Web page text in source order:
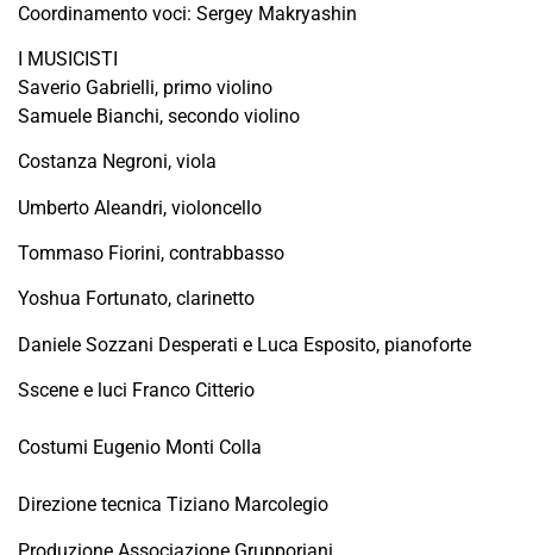
Coordinamento voci: Sergey Makryashin
I MUSICISTI
Saverio Gabrielli, primo violino
Samuele Bianchi, secondo violino
Costanza Negroni, viola
Umberto Aleandri, violoncello
Tommaso Fiorini, contrabbasso
Yoshua Fortunato, clarinetto
Daniele Sozzani Desperati e Luca Esposito, pianoforte
Sscene e luci Franco Citterio
Costumi Eugenio Monti Colla
Direzione tecnica Tiziano Marcolegio
Produzione Associazione Grupporiani